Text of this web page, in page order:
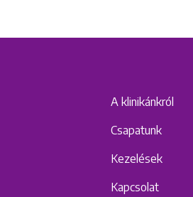
A klinikánkról
Csapatunk
Kezelések
Kapcsolat